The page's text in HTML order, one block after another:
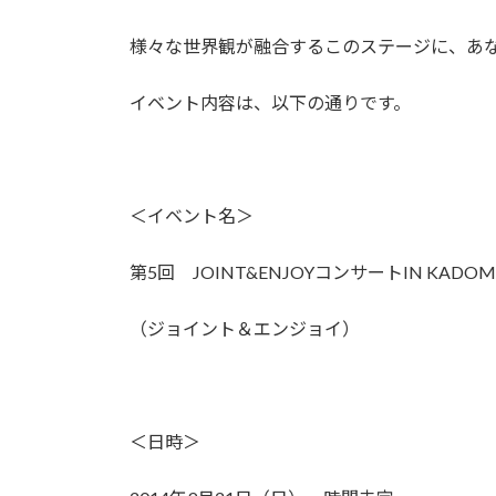
様々な世界観が融合するこのステージに、あ
イベント内容は、以下の通りです。
＜イベント名＞
第5回 JOINT&ENJOYコンサートIN
（ジョイント＆エンジョイ）
＜日時＞